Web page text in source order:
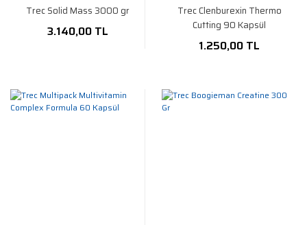
Trec Solid Mass 3000 gr
3.140,00 TL
Trec Clenburexin Thermo
Cutting 90 Kapsül
1.250,00 TL